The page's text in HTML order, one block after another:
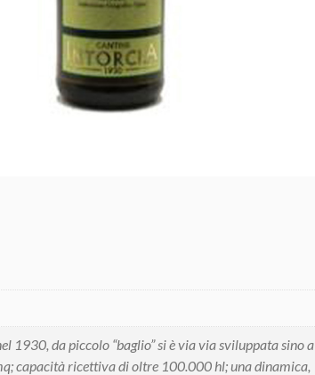
1930, da piccolo “baglio” si è via via sviluppata sino a
capacità ricettiva di oltre 100.000 hl; una dinamica,